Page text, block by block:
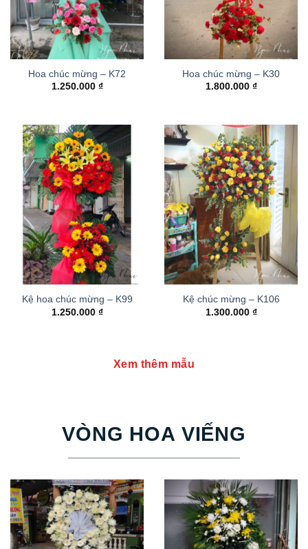
Hoa chúc mừng – K72
1.250.000 ₫
Hoa chúc mừng – K30
1.800.000 ₫
Kệ hoa chúc mừng – K99
1.250.000 ₫
Kệ chúc mừng – K106
1.300.000 ₫
Xem thêm mẫu
VÒNG HOA VIẾNG